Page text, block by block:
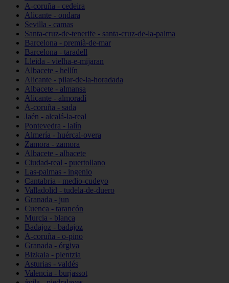
A-coruña - cedeira
Alicante - ondara
Sevilla - camas
Santa-cruz-de-tenerife - santa-cruz-de-la-palma
Barcelona - premià-de-mar
Barcelona - taradell
Lleida - vielha-e-mijaran
Albacete - hellín
Alicante - pilar-de-la-horadada
Albacete - almansa
Alicante - almoradí
A-coruña - sada
Jaén - alcalá-la-real
Pontevedra - lalín
Almería - huércal-overa
Zamora - zamora
Albacete - albacete
Ciudad-real - puertollano
Las-palmas - ingenio
Cantabria - medio-cudeyo
Valladolid - tudela-de-duero
Granada - jun
Cuenca - tarancón
Murcia - blanca
Badajoz - badajoz
A-coruña - o-pino
Granada - órgiva
Bizkaia - plentzia
Asturias - valdés
Valencia - burjassot